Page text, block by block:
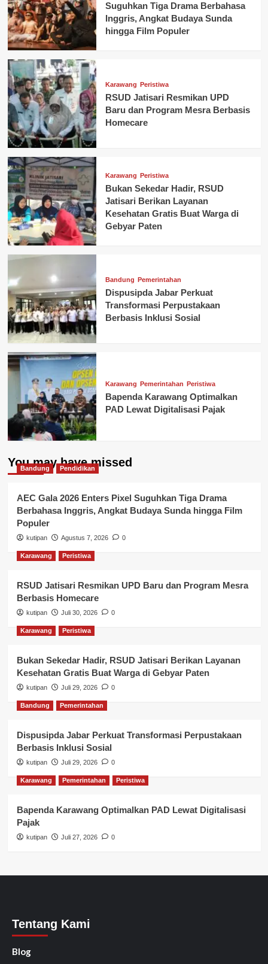
Suguhkan Tiga Drama Berbahasa
Inggris, Angkat Budaya Sunda
hingga Film Populer
Karawang Peristiwa
RSUD Jatisari Resmikan UPD
Baru dan Program Mesra Berbasis
Homecare
Karawang Peristiwa
Bukan Sekedar Hadir, RSUD
Jatisari Berikan Layanan
Kesehatan Gratis Buat Warga di
Gebyar Paten
Bandung Pemerintahan
Dispusipda Jabar Perkuat
Transformasi Perpustakaan
Berbasis Inklusi Sosial
Karawang Pemerintahan Peristiwa
Bapenda Karawang Optimalkan
PAD Lewat Digitalisasi Pajak
You may have missed
Bandung Pendidikan
AEC Gala 2026 Enters Pixel Suguhkan Tiga Drama
Berbahasa Inggris, Angkat Budaya Sunda hingga Film
Populer
kutipan Agustus 7, 2026 0
Karawang Peristiwa
RSUD Jatisari Resmikan UPD Baru dan Program Mesra
Berbasis Homecare
kutipan Juli 30, 2026 0
Karawang Peristiwa
Bukan Sekedar Hadir, RSUD Jatisari Berikan Layanan
Kesehatan Gratis Buat Warga di Gebyar Paten
kutipan Juli 29, 2026 0
Bandung Pemerintahan
Dispusipda Jabar Perkuat Transformasi Perpustakaan
Berbasis Inklusi Sosial
kutipan Juli 29, 2026 0
Karawang Pemerintahan Peristiwa
Bapenda Karawang Optimalkan PAD Lewat Digitalisasi
Pajak
kutipan Juli 27, 2026 0
Tentang Kami
Blog